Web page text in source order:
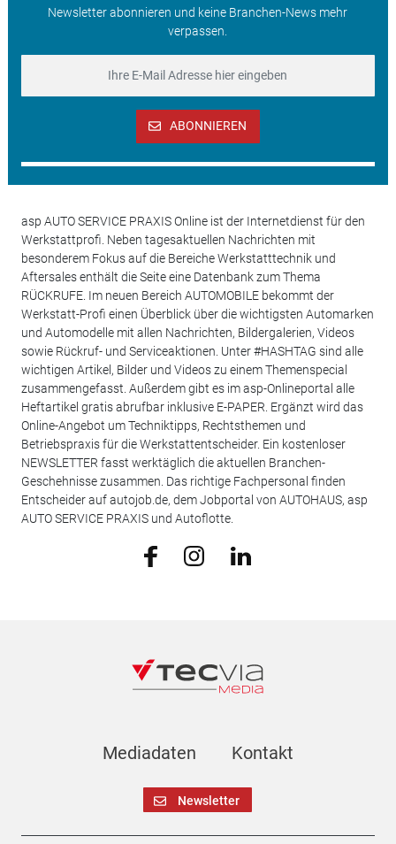
Newsletter abonnieren und keine Branchen-News mehr
verpassen.
ABONNIEREN
asp AUTO SERVICE PRAXIS Online ist der Internetdienst für den
Werkstattprofi. Neben tagesaktuellen Nachrichten mit
besonderem Fokus auf die Bereiche Werkstatttechnik und
Aftersales enthält die Seite eine Datenbank zum Thema
RÜCKRUFE. Im neuen Bereich AUTOMOBILE bekommt der
Werkstatt-Profi einen Überblick über die wichtigsten Automarken
und Automodelle mit allen Nachrichten, Bildergalerien, Videos
sowie Rückruf- und Serviceaktionen. Unter #HASHTAG sind alle
wichtigen Artikel, Bilder und Videos zu einem Themenspecial
zusammengefasst. Außerdem gibt es im asp-Onlineportal alle
Heftartikel gratis abrufbar inklusive E-PAPER. Ergänzt wird das
Online-Angebot um Techniktipps, Rechtsthemen und
Betriebspraxis für die Werkstattentscheider. Ein kostenloser
NEWSLETTER fasst werktäglich die aktuellen Branchen-
Geschehnisse zusammen. Das richtige Fachpersonal finden
Entscheider auf autojob.de, dem Jobportal von AUTOHAUS, asp
AUTO SERVICE PRAXIS und Autoflotte.
Mediadaten Kontakt
Newsletter